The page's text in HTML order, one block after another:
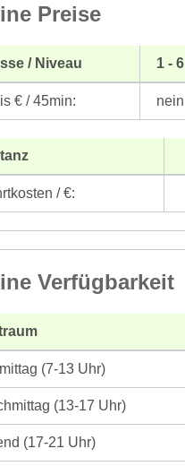
Preise
/ Niveau 1 - 6
€ / 45min: nein
/ €:
Verfügbarkeit
(7-13 Uhr)
(13-17 Uhr)
(17-21 Uhr)